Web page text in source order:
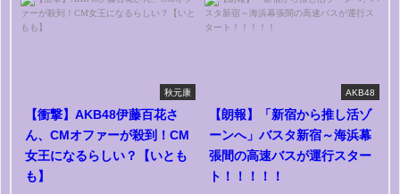
秋元康
【衝撃】AKB48伊藤百花さ
ん、CMオファーが殺到！CM
女王になるらしい？【いとも
も】
AKB48
【朗報】「新宿から推し活ゾ
ーンへ」バスタ新宿～海浜幕
張間の高速バスが運行スター
ト！！！！！